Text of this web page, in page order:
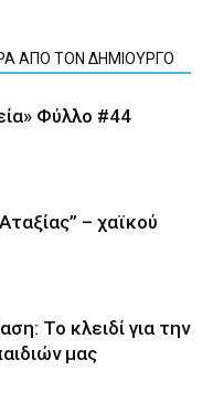
ΑΠΟ ΤΟΝ ΔΗΜΙΟΥΡΓΟ
Φύλλο #44
– χαϊκού
Το κλειδί για την
µας